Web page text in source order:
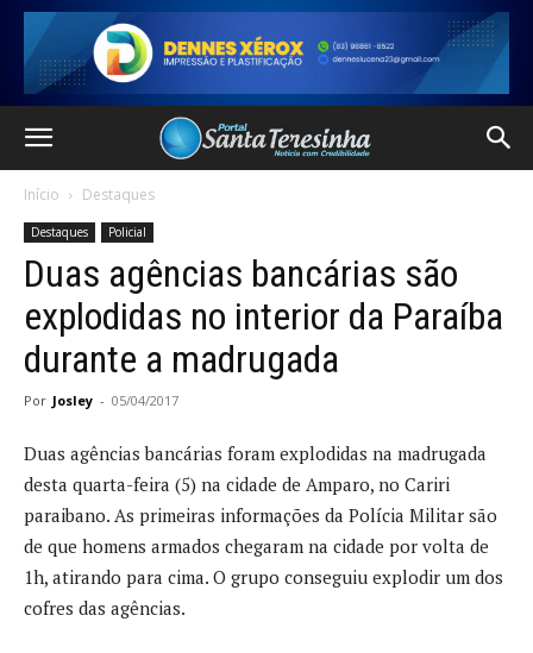
Início Destaques
Destaques Policial
Duas agências bancárias são
explodidas no interior da Paraíba
durante a madrugada
Por Josley - 05/04/2017
Duas agências bancárias foram explodidas na madrugada
desta quarta-feira (5) na cidade de Amparo, no Cariri
paraibano. As primeiras informações da Polícia Militar são
de que homens armados chegaram na cidade por volta de
1h, atirando para cima. O grupo conseguiu explodir um dos
cofres das agências.